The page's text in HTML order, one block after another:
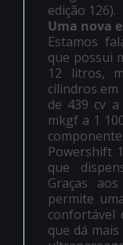
edição 126).
Uma nova
Estamos
que possui
12 litros,
cilindros em
de 439 cv
mkgf a 1
Powershift
que
Graças
permite
confortável
que dá